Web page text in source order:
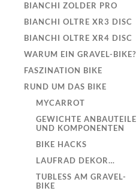
BIANCHI ZOLDER PRO
BIANCHI OLTRE XR3 DISC
BIANCHI OLTRE XR4 DISC
WARUM EIN GRAVEL-BIKE?
FASZINATION BIKE
RUND UM DAS BIKE
MYCARROT
GEWICHTE ANBAUTEILE
UND KOMPONENTEN
BIKE HACKS
LAUFRAD DEKOR…
TUBLESS AM GRAVEL-
BIKE